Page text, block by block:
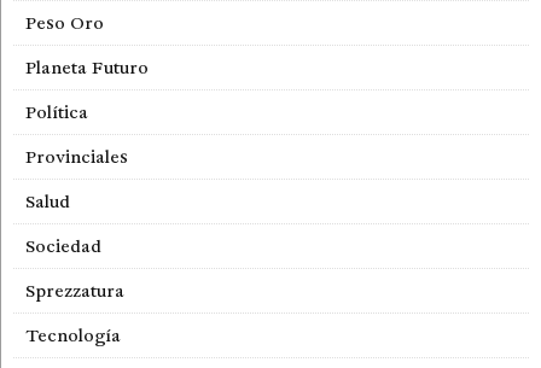
Peso Oro
Planeta Futuro
Política
Provinciales
Salud
Sociedad
Sprezzatura
Tecnología